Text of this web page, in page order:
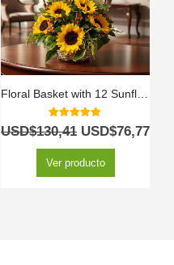
5.00out of 5
USD$130,41 USD$76,77
Ver producto